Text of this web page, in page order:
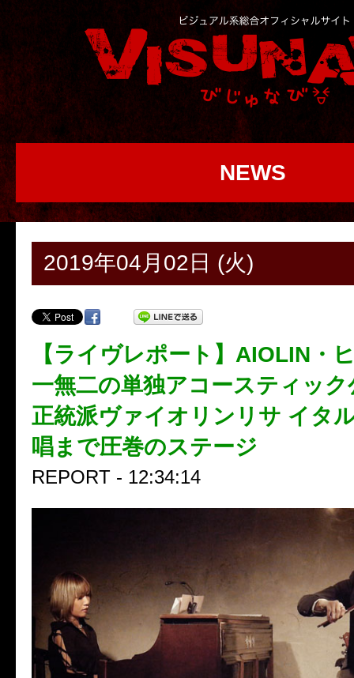
NEWS
2019年04月02日 (火)
【ライヴレポート】AIOLIN・
一無二の単独アコースティック
正統派ヴァイオリンリサ イタ
唱まで圧巻のステージ
REPORT - 12:34:14